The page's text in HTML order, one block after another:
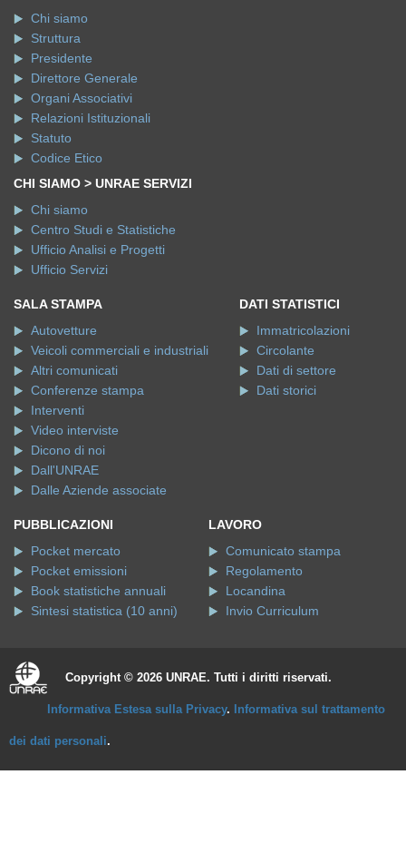
Chi siamo
Struttura
Presidente
Direttore Generale
Organi Associativi
Relazioni Istituzionali
Statuto
Codice Etico
CHI SIAMO > UNRAE SERVIZI
Chi siamo
Centro Studi e Statistiche
Ufficio Analisi e Progetti
Ufficio Servizi
SALA STAMPA
Autovetture
Veicoli commerciali e industriali
Altri comunicati
Conferenze stampa
Interventi
Video interviste
Dicono di noi
Dall'UNRAE
Dalle Aziende associate
DATI STATISTICI
Immatricolazioni
Circolante
Dati di settore
Dati storici
PUBBLICAZIONI
Pocket mercato
Pocket emissioni
Book statistiche annuali
Sintesi statistica (10 anni)
LAVORO
Comunicato stampa
Regolamento
Locandina
Invio Curriculum
Copyright © 2026 UNRAE. Tutti i diritti riservati.
Informativa Estesa sulla Privacy. Informativa sul trattamento
dei dati personali.